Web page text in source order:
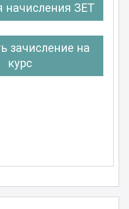
ЗЕТ
зачисление на
курс